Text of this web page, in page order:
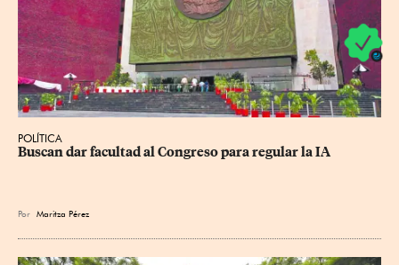
POLÍTICA
Buscan dar facultad al Congreso para regular la IA
Por Maritza Pérez